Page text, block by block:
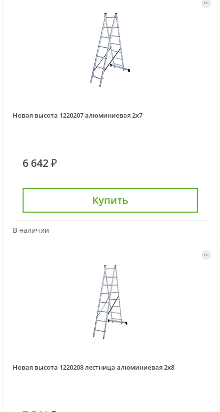
Новая высота 1220207 алюминиевая 2х7
6 642 ₽
Купить
В наличии
Новая высота 1220208 лестница алюминиевая 2х8